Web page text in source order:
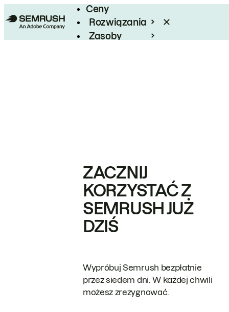
Ceny
Rozwiązania
Zasoby
ZACZNIJ
KORZYSTAĆ Z
SEMRUSH JUŻ
DZIŚ
Wypróbuj Semrush bezpłatnie
przez siedem dni. W każdej chwili
możesz zrezygnować.